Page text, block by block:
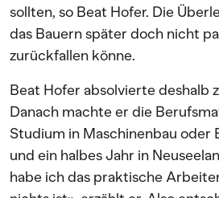
sollten, so Beat Hofer. Die
das Bauern später doch nicht
zurückfallen könne.
Beat Hofer absolvierte deshalb
Danach machte er die
Studium in Maschinenbau
und ein halbes Jahr in
habe ich das praktische